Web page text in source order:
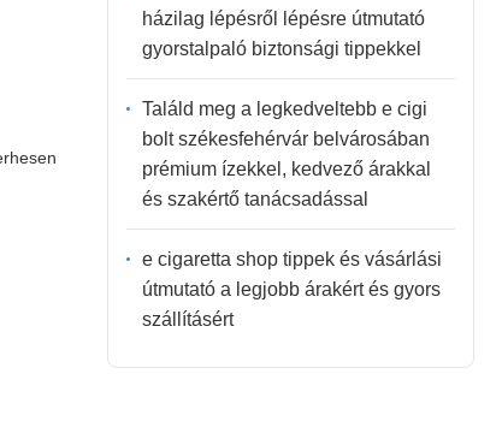
házilag lépésről lépésre útmutató
gyorstalpaló biztonsági tippekkel
Találd meg a legkedveltebb e cigi
bolt székesfehérvár belvárosában
prémium ízekkel, kedvező árakkal
és szakértő tanácsadással
e cigaretta shop tippek és vásárlási
útmutató a legjobb árakért és gyors
szállításért